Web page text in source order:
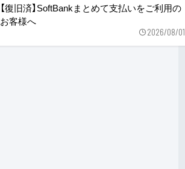
【復旧済】SoftBankまとめて支払いをご利用の
お客様へ
2026/08/01